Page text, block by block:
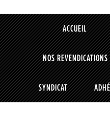
ACCUEIL
NOS REVENDICATIONS
SYNDICAT